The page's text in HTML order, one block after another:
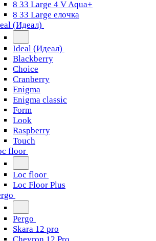
8 33 Large 4 V Aqua+
8 33 Large елочка
(Идеал)
Ideal (Идеал)
Blackberry
Choice
Cranberry
Enigma
Enigma classic
Form
Look
Raspberry
Touch
floor
Loc floor
Loc Floor Plus
Pergo
Skara 12 pro